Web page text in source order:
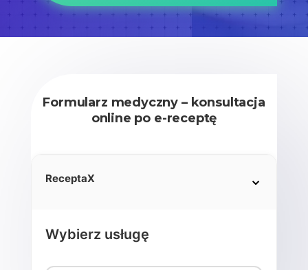
Formularz medyczny – konsultacja
online po e-receptę